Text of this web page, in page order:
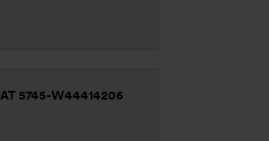
AT 5745-W44414206